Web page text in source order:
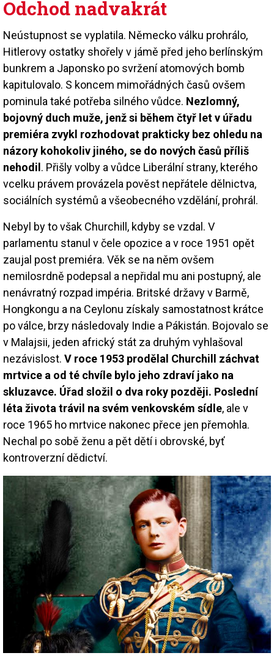
Odchod nadvakrát
Neústupnost se vyplatila. Německo válku prohrálo,
Hitlerovy ostatky shořely v jámě před jeho berlínským
bunkrem a Japonsko po svržení atomových bomb
kapitulovalo. S koncem mimořádných časů ovšem
pominula také potřeba silného vůdce. Nezlomný,
bojovný duch muže, jenž si během čtyř let v úřadu
premiéra zvykl rozhodovat prakticky bez ohledu na
názory kohokoliv jiného, se do nových časů příliš
nehodil. Přišly volby a vůdce Liberální strany, kterého
vcelku právem provázela pověst nepřátele dělnictva,
sociálních systémů a všeobecného vzdělání, prohrál.
Nebyl by to však Churchill, kdyby se vzdal. V
parlamentu stanul v čele opozice a v roce 1951 opět
zaujal post premiéra. Věk se na něm ovšem
nemilosrdně podepsal a nepřidal mu ani postupný, ale
nenávratný rozpad impéria. Britské državy v Barmě,
Hongkongu a na Ceylonu získaly samostatnost krátce
po válce, brzy následovaly Indie a Pákistán. Bojovalo se
v Malajsii, jeden africký stát za druhým vyhlašoval
nezávislost. V roce 1953 prodělal Churchill záchvat
mrtvice a od té chvíle bylo jeho zdraví jako na
skluzavce. Úřad složil o dva roky později. Poslední
léta života trávil na svém venkovském sídle, ale v
roce 1965 ho mrtvice nakonec přece jen přemohla.
Nechal po sobě ženu a pět dětí i obrovské, byť
kontroverzní dědictví.
Image